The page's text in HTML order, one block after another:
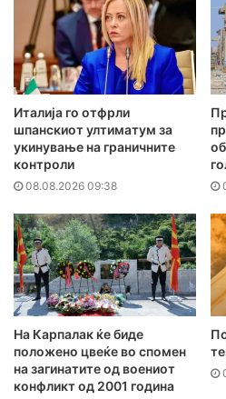
Италија го отфрли
шпанскиот ултиматум за
укинување на граничните
контроли
08.08.2026 09:38
На Карпалак ќе биде
положено цвеќе во спомен
на загинатите од воениот
конфликт од 2001 година